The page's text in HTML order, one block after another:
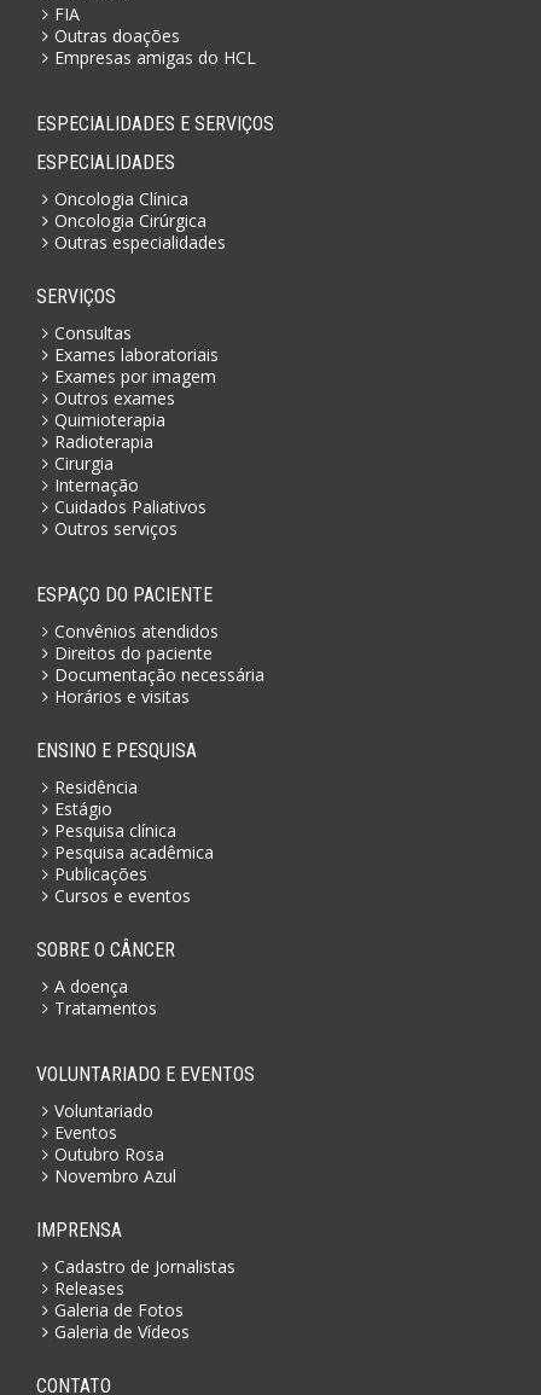
FIA
Outras doações
Empresas amigas do HCL
ESPECIALIDADES E SERVIÇOS
ESPECIALIDADES
Oncologia Clínica
Oncologia Cirúrgica
Outras especialidades
SERVIÇOS
Consultas
Exames laboratoriais
Exames por imagem
Outros exames
Quimioterapia
Radioterapia
Cirurgia
Internação
Cuidados Paliativos
Outros serviços
ESPAÇO DO PACIENTE
Convênios atendidos
Direitos do paciente
Documentação necessária
Horários e visitas
ENSINO E PESQUISA
Residência
Estágio
Pesquisa clínica
Pesquisa acadêmica
Publicações
Cursos e eventos
SOBRE O CÂNCER
A doença
Tratamentos
VOLUNTARIADO E EVENTOS
Voluntariado
Eventos
Outubro Rosa
Novembro Azul
IMPRENSA
Cadastro de Jornalistas
Releases
Galeria de Fotos
Galeria de Vídeos
CONTATO